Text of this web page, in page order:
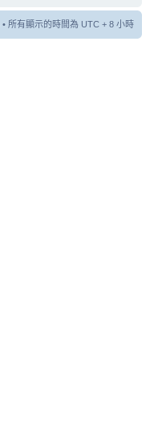
• 所有顯示的時間為 UTC + 8 小時